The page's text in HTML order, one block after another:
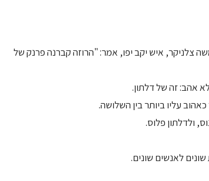
צלניקר, איש יקב יפו, אמר: "הרוזה קברנה פרנק של
לא אהב: זה של דלתון.
עליו ביותר בין השלושה.
ולדלתון פלוס.
שונים לאנשים שונים.